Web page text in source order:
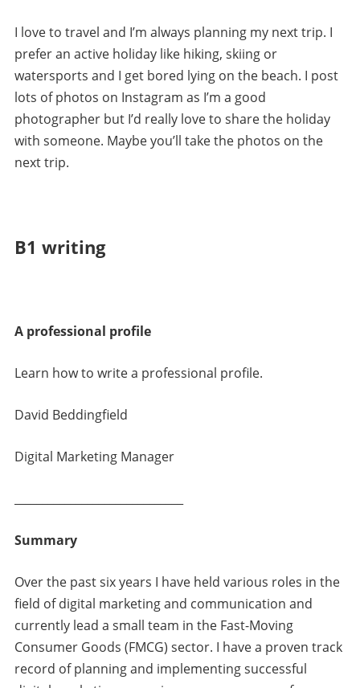
I love to travel and I’m always planning my next trip. I
prefer an active holiday like hiking, skiing or
watersports and I get bored lying on the beach. I post
lots of photos on Instagram as I’m a good
photographer but I’d really love to share the holiday
with someone. Maybe you’ll take the photos on the
next trip.
B1 writing
A professional profile
Learn how to write a professional profile.
David Beddingfield
Digital Marketing Manager
Summary
Over the past six years I have held various roles in the
field of digital marketing and communication and
currently lead a small team in the Fast-Moving
Consumer Goods (FMCG) sector. I have a proven track
record of planning and implementing successful